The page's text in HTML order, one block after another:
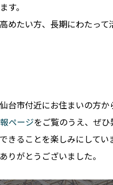
す。
めたい方、長期にわたっ
台市付近にお住まいの方か
ページをご覧のうえ、ぜひ
きることを楽しみにしてい
りがとうございました。